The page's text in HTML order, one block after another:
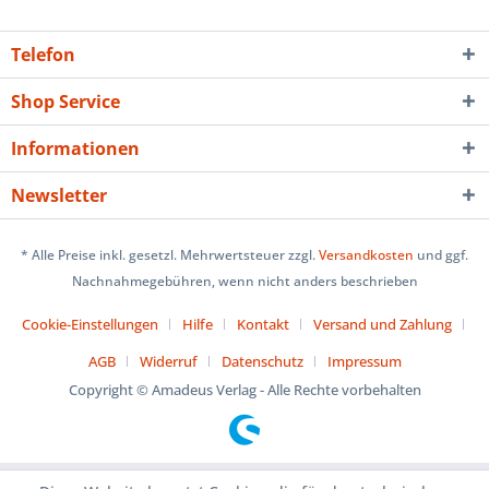
Telefon
Shop Service
Informationen
Newsletter
* Alle Preise inkl. gesetzl. Mehrwertsteuer zzgl.Versandkosten und ggf.
Nachnahmegebühren, wenn nicht anders beschrieben
Cookie-Einstellungen Hilfe Kontakt
Versand und Zahlung
AGB
Widerruf Datenschutz
Impressum
Copyright © Amadeus Verlag - Alle Rechte vorbehalten